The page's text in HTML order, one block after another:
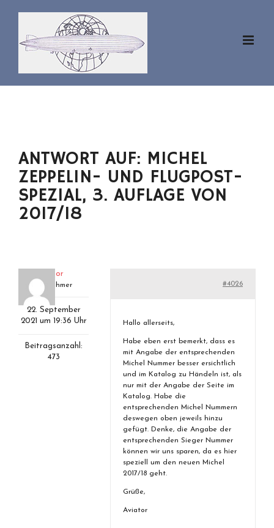
springen
ANTWORT AUF: MICHEL
ZEPPELIN- UND FLUGPOST-
SPEZIAL, 3. AUFLAGE VON
2017/18
aviator
Teilnehmer
22. September
2021 um 19:36 Uhr
Beitragsanzahl:
473
#4026
Hallo allerseits,
Habe eben erst bemerkt, dass es
mit Angabe der entsprechenden
Michel Nummer besser ersichtlich
und im Katalog zu Händeln ist, als
nur mit der Angabe der Seite im
Katalog. Habe die
entsprechenden Michel Nummern
deswegen oben jeweils hinzu
gefügt. Denke, die Angabe der
entsprechenden Sieger Nummer
können wir uns sparen, da es hier
speziell um den neuen Michel
2017/18 geht.
Grüße,
Aviator